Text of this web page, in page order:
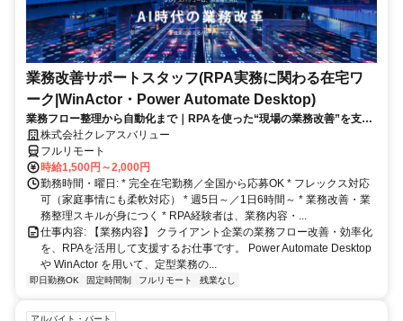
業務改善サポートスタッフ(RPA実務に関わる在宅ワ
ーク|WinActor・Power Automate Desktop)
業務フロー整理から自動化まで｜RPAを使った“現場の業務改善”を支え
る在宅ワーク｜週5日・1日6時間～
株式会社クレアスバリュー
フルリモート
時給1,500円～2,000円
勤務時間・曜日: * 完全在宅勤務／全国から応募OK * フレックス対応
可（家庭事情にも柔軟対応） * 週5日～／1日6時間～ * 業務改善・業
務整理スキルが身につく * RPA経験者は、業務内容・...
仕事内容: 【業務内容】 クライアント企業の業務フロー改善・効率化
を、RPAを活用して支援するお仕事です。 Power Automate Desktop
や WinActor を用いて、定型業務の...
即日勤務OK 固定時間制 フルリモート 残業なし
アルバイト・パート